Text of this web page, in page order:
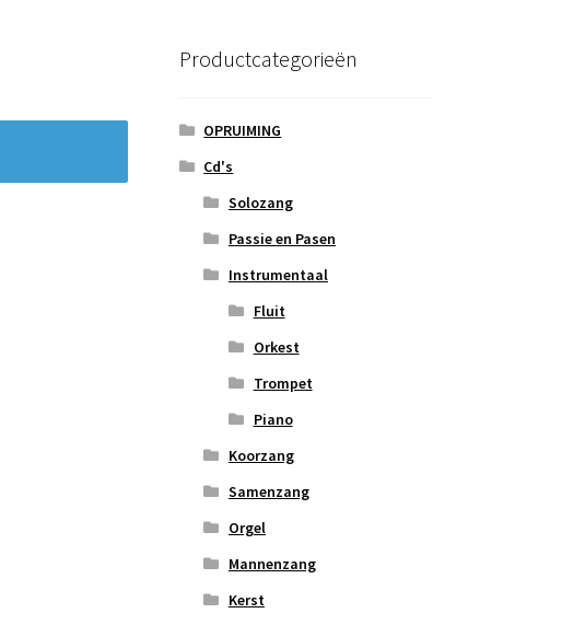
Productcategorieën
OPRUIMING
Cd's
Solozang
Passie en Pasen
Instrumentaal
Fluit
Orkest
Trompet
Piano
Koorzang
Samenzang
Orgel
Mannenzang
Kerst